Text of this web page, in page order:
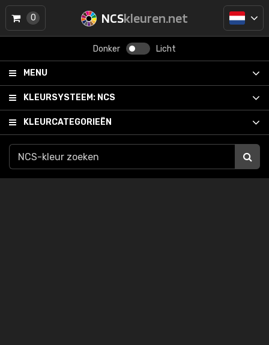
NCSkleuren.net
Donker Licht
MENU
KLEURSYSTEEM: NCS
KLEURCATEGORIEËN
0